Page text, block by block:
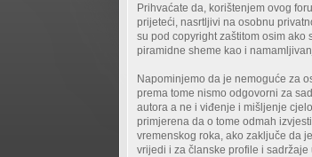
Prihvaćate da, korištenjem ovog
prijeteći, nasrtljivi na osobnu
su pod copyright zaštitom osim
piramidne sheme kao i
Napominjemo da je nemoguće za
prema tome nismo odgovorni za
autora a ne i viđenje i mišljenje
primjerena da o tome odmah
vremenskog roka, ako zaključe da
vrijedi i za članske profile i sadržaje